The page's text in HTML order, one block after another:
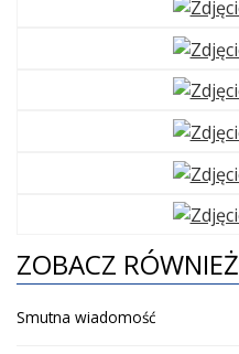
ZOBACZ RÓWNIEŻ
Smutna wiadomość